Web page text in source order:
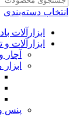
انتخاب دسته‌بندی
ابزارآلات
ابزارآلات
پنس و